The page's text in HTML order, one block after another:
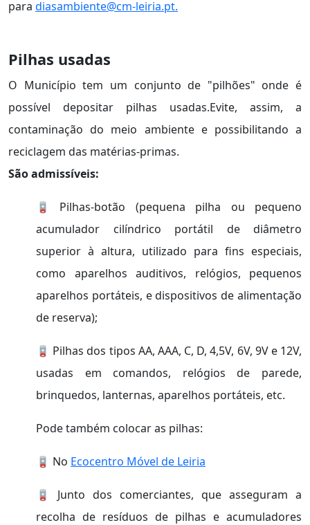
para diasambiente@cm-leiria.pt.
Pilhas usadas
O Município tem um conjunto de "pilhões" onde é
possível depositar pilhas usadas.Evite, assim, a
contaminação do meio ambiente e possibilitando a
reciclagem das matérias-primas.
São admissíveis:
🪫 Pilhas-botão (pequena pilha ou pequeno
acumulador cilíndrico portátil de diâmetro
superior à altura, utilizado para fins especiais,
como aparelhos auditivos, relógios, pequenos
aparelhos portáteis, e dispositivos de alimentação
de reserva);
🪫 Pilhas dos tipos AA, AAA, C, D, 4,5V, 6V, 9V e 12V,
usadas em comandos, relógios de parede,
brinquedos, lanternas, aparelhos portáteis, etc.
Pode também colocar as pilhas:
🪫 No Ecocentro Móvel de Leiria
🪫 Junto dos comerciantes, que asseguram a
recolha de resíduos de pilhas e acumuladores